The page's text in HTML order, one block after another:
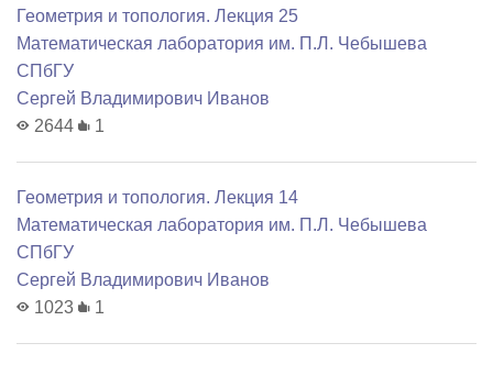
Геометрия и топология. Лекция 25
Математичеcкая лаборатория им. П.Л. Чебышева
СПбГУ
Сергей Владимирович Иванов
2644
1
Геометрия и топология. Лекция 14
Математичеcкая лаборатория им. П.Л. Чебышева
СПбГУ
Сергей Владимирович Иванов
1023
1